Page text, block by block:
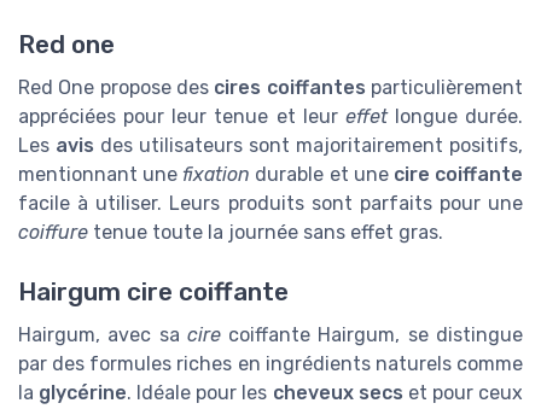
Red one
Red One propose des cires coiffantes particulièrement
appréciées pour leur tenue et leur effetlongue durée.
Les avis des utilisateurs sont majoritairement positifs,
mentionnant une fixation durable et une cire coiffante
facile à utiliser. Leurs produits sont parfaits pour une
coiffure tenue toute la journée sans effet gras.
Hairgum cire coiffante
Hairgum, avec sa cirecoiffante Hairgum, se distingue
par des formules riches en ingrédients naturels comme
la glycérine. Idéale pour les cheveux secs et pour ceux